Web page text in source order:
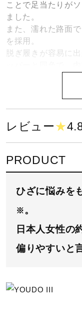
ジュニア
サポート
直営店一覧
ことで足当たりが
ました。
また、濡れた路面
を採用。
脱ぎ履きが容易に
■しっかり歩きた
■ソールの特徴：ひ
ソ
濡
レビュー★
PRODUCT
ひざに悩みを
※ 。
日本人女性の
偏りやすいと